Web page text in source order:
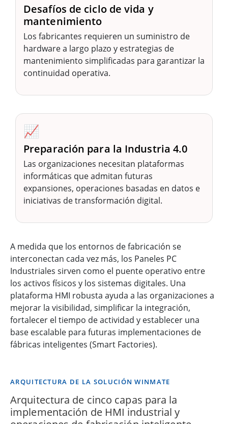
Desafíos de ciclo de vida y
mantenimiento
Los fabricantes requieren un suministro de
hardware a largo plazo y estrategias de
mantenimiento simplificadas para garantizar la
continuidad operativa.
📈
Preparación para la Industria 4.0
Las organizaciones necesitan plataformas
informáticas que admitan futuras
expansiones, operaciones basadas en datos e
iniciativas de transformación digital.
A medida que los entornos de fabricación se
interconectan cada vez más, los Paneles PC
Industriales sirven como el puente operativo entre
los activos físicos y los sistemas digitales. Una
plataforma HMI robusta ayuda a las organizaciones a
mejorar la visibilidad, simplificar la integración,
fortalecer el tiempo de actividad y establecer una
base escalable para futuras implementaciones de
fábricas inteligentes (Smart Factories).
ARQUITECTURA DE LA SOLUCIÓN WINMATE
Arquitectura de cinco capas para la
implementación de HMI industrial y